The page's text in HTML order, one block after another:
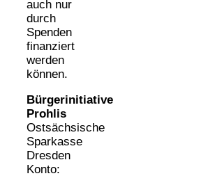
auch nur
durch
Spenden
finanziert
werden
können.
Bürgerinitiative
Prohlis
Ostsächsische
Sparkasse
Dresden
Konto: